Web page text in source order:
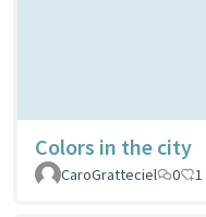
Colors in the city
CaroGratteciel
0 1